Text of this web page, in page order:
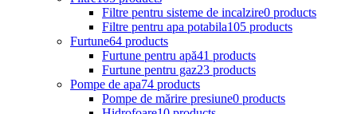
Filtre pentru sisteme de incalzire0 products
Filtre pentru apa potabila105 products
Furtune64 products
Furtune pentru apă41 products
Furtune pentru gaz23 products
Pompe de apa74 products
Pompe de mărire presiune0 products